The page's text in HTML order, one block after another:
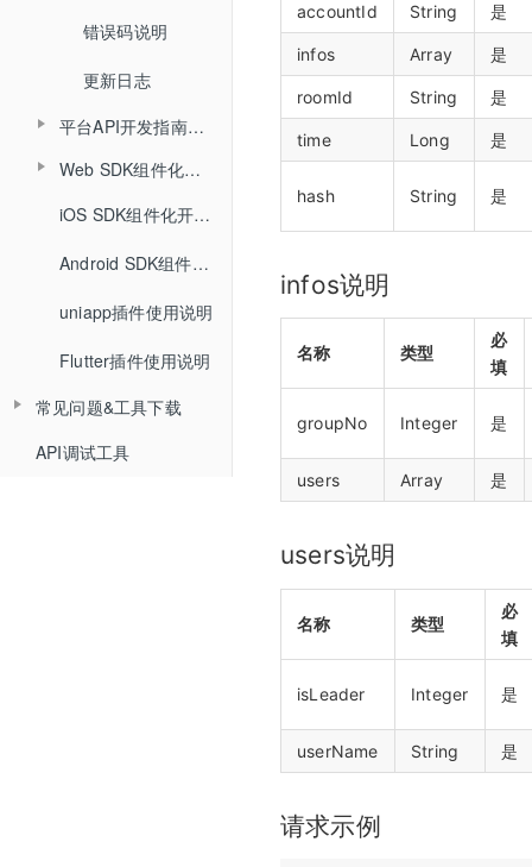
课堂数据统计
错误码说明
更新日志
平台API开发指南（旧版本）
API概述
小班课管理API
聊天相关API
回放相关API
自动登录相关API
接口认证相关API
THQS相关API
Web SDK组件化开发指南
Web SDK组件化快速集成文档
Web SDK音视频API文档
Web排麦组件化
Web聊天组件化
Web文档组件化
Web媒体组件化
iOS SDK组件化开发指南
Android SDK组件化开发指南
uniapp插件使用说明
Flutter插件使用说明
常见问题&工具下载
常见问题
API调试工具
accountId String 是
infos Array 是
roomId String 是
time Long 是
hash String 是
infos说明
名称 类型
必
填
groupNo Integer 是
users Array 是
users说明
名称 类型
必
填
isLeader Integer 是
userName String 是
请求示例